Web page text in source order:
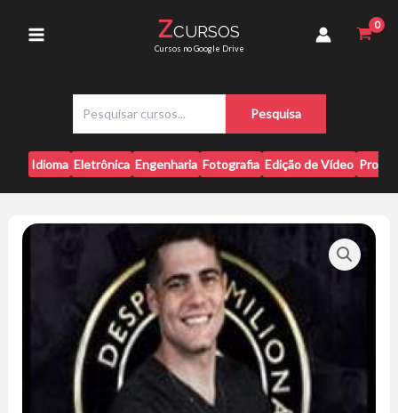
Menu
ZCURSOS
Cursos no Google Drive
s
q
u
i
a
r
Pesquisa
Idioma Eletrônica Engenharia Fotografia Edição de Vídeo
Gabriel